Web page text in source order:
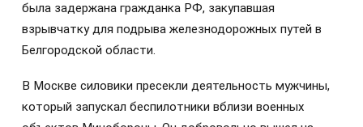
была задержана гражданка РФ, закупавшая
взрывчатку для подрыва железнодорожных путей в
Белгородской области.
В Москве силовики пресекли деятельность мужчины,
который запускал беспилотники вблизи военных